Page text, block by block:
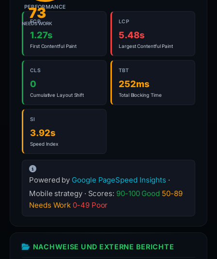
73
NEEDS WORK
PERFORMANCE
FCP
1.27s
First Contentful Paint
LCP
5.48s
Largest Contentful Paint
CLS
0
Cumulative Layout Shift
TBT
252ms
Total Blocking Time
SI
3.92s
Speed Index
Powered by Google PageSpeed Insights ·
Mobile strategy · Scores: 90-100 Good 50-89
Needs Work 0-49 Poor
NACHWEISE UND EXTERNE BERICHTE